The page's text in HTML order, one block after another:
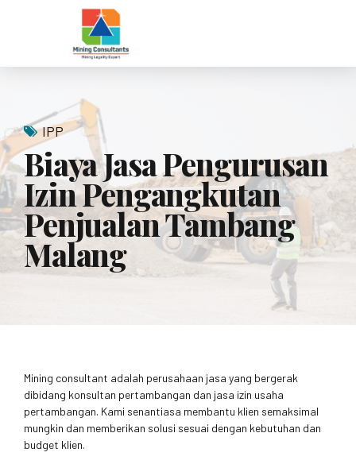
IPP
Biaya Jasa Pengurusan
Izin Pengangkutan
Penjualan Tambang
Malang
Mining consultant adalah perusahaan jasa yang bergerak
dibidang konsultan pertambangan dan jasa izin usaha
pertambangan. Kami senantiasa membantu klien semaksimal
mungkin dan memberikan solusi sesuai dengan kebutuhan dan
budget klien.